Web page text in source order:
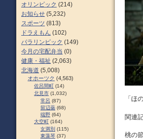
「ほ
関連
桃の
オリンピック (214)
お知らせ (5,232)
スポーツ (813)
ドラえもん (102)
パラリンピック (149)
今月の宅配弁当 (0)
健康・福祉 (2,063)
北海道 (5,008)
オホーツク (4,563)
佐呂間町 (14)
北見市 (1,032)
常呂 (87)
留辺蘂 (68)
端野 (64)
大空町 (164)
女満別 (115)
東藻琴 (37)